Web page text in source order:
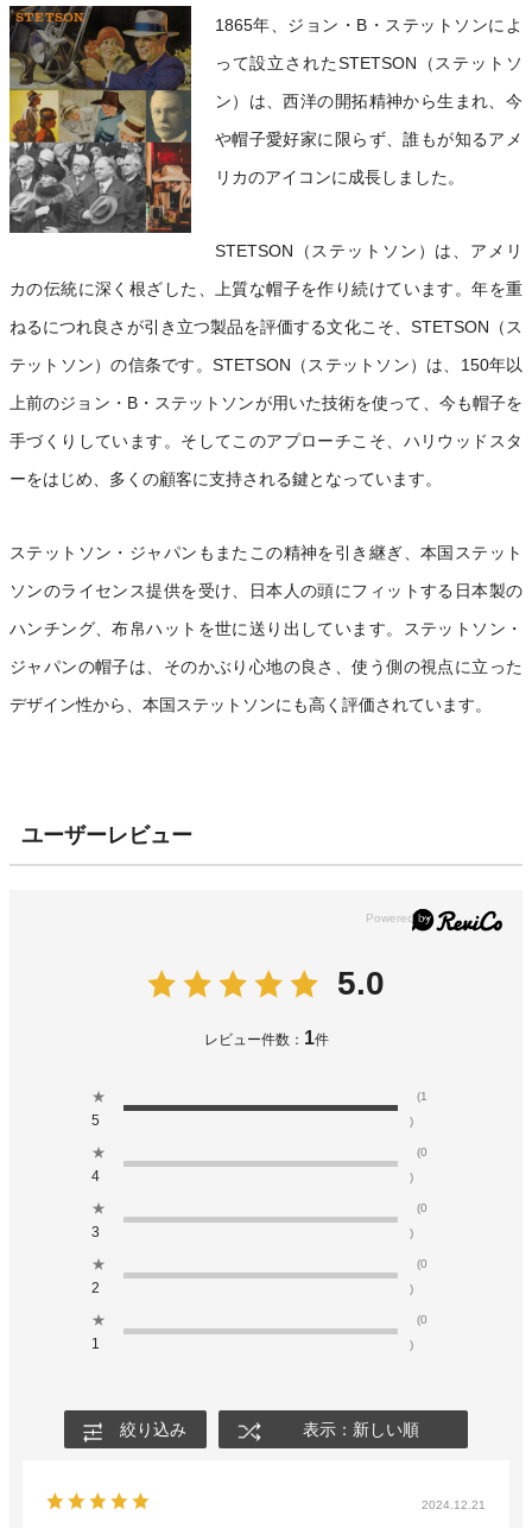
1865年、ジョン・B・ステットソンによ
って設立されたSTETSON（ステットソ
ン）は、西洋の開拓精神から生まれ、今
や帽子愛好家に限らず、誰もが知るアメ
リカのアイコンに成長しました。
STETSON（ステットソン）は、アメリ
カの伝統に深く根ざした、上質な帽子を作り続けています。年を重
ねるにつれ良さが引き立つ製品を評価する文化こそ、STETSON（ス
テットソン）の信条です。STETSON（ステットソン）は、150年以
上前のジョン・B・ステットソンが用いた技術を使って、今も帽子を
手づくりしています。そしてこのアプローチこそ、ハリウッドスタ
ーをはじめ、多くの顧客に支持される鍵となっています。
ステットソン・ジャパンもまたこの精神を引き継ぎ、本国ステット
ソンのライセンス提供を受け、日本人の頭にフィットする日本製の
ハンチング、布帛ハットを世に送り出しています。ステットソン・
ジャパンの帽子は、そのかぶり心地の良さ、使う側の視点に立った
デザイン性から、本国ステットソンにも高く評価されています。
ユーザーレビュー
5.0
レビュー件数： 1件
★
5
(1
)
★
4
(0
)
★
3
(0
)
★
2
(0
)
★
1
(0
)
絞り込み 表示：新しい順
2024.12.21